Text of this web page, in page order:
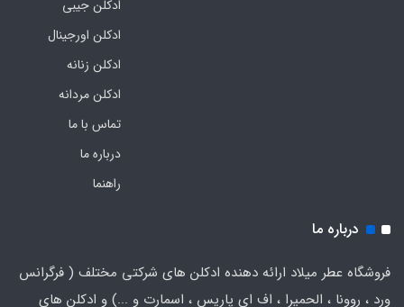
ادکلن جیبی
ادکلن اورجینال
ادکلن زنانه
ادکلن مردانه
تماس با ما
درباره ما
راهنما
درباره ما
فروشگاه عطر میلاد ارائه دهنده ادکلن های شرکتی مختلف ( فرگرانس
ورد ، روونا ، الحمیرا ، اف ای پاریس ، اسمارت و ...) و ادکلن های